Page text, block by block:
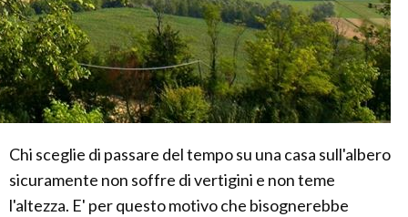
Chi sceglie di passare del tempo su una casa sull'albero
sicuramente non soffre di vertigini e non teme
l'altezza. E' per questo motivo che bisognerebbe